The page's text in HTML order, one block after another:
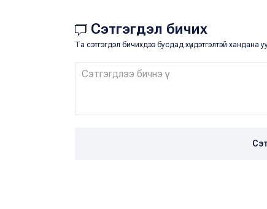
Сэтгэгдэл бичих
Та сэтгэгдэл бичихдээ бусдад хүндэтгэлтэй хандана